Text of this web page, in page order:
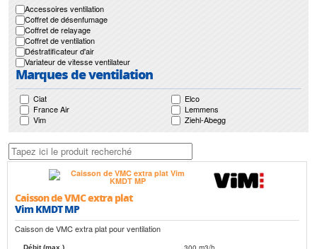
Accessoires ventilation
Coffret de désenfumage
Coffret de relayage
Coffret de ventilation
Déstratificateur d'air
Variateur de vitesse ventilateur
Marques de ventilation
Ciat
Elco
France Air
Lemmens
Vim
Ziehl-Abegg
Caisson de VMC extra plat
Vim KMDT MP
Caisson de VMC extra plat pour ventilation
Débit (max.)